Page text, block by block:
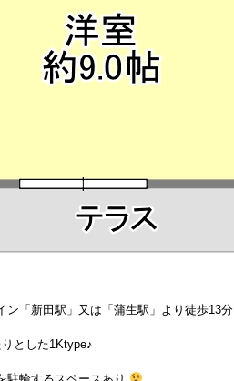
ン「新田駅」又は「蒲生駅」より徒歩13分
とした1Ktype♪